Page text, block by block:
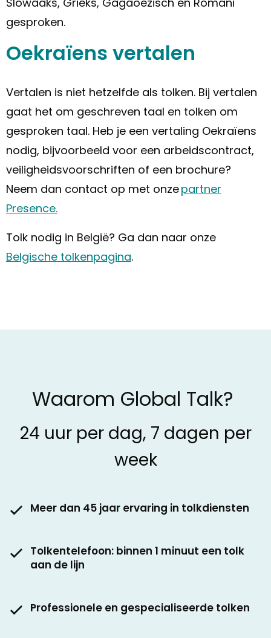
gesproken.
Oekraïens vertalen
Vertalen is niet hetzelfde als tolken. Bij vertalen
gaat het om geschreven taal en tolken om
gesproken taal. Heb je een vertaling Oekraïens
nodig, bijvoorbeeld voor een arbeidscontract,
veiligheidsvoorschriften of een brochure?
Neem dan contact op met onzepartner
Presence.
Tolk nodig in België? Ga dan naar onze
Belgische tolkenpagina.
Waarom Global Talk?
24 uur per dag, 7 dagen per
week
Meer dan 45 jaar ervaring in tolkdiensten
Tolkentelefoon: binnen 1 minuut een tolk
aan de lijn
Professionele en gespecialiseerde tolken